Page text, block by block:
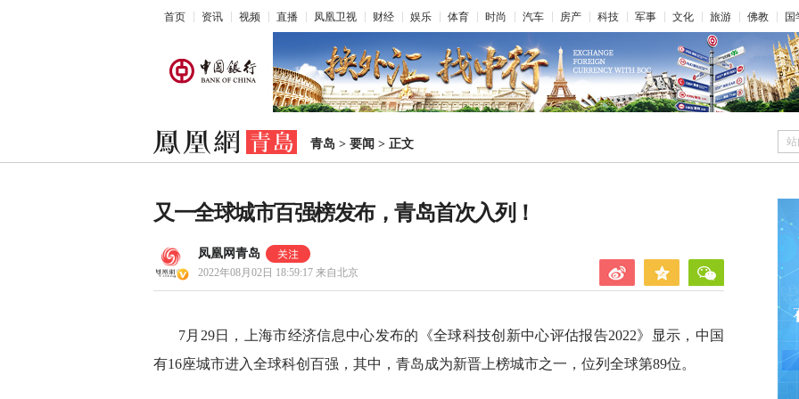
首页 资讯 视频 直播 凤凰卫视 财经 娱乐 体育 时尚 汽车 房产 科技 军事 文化 旅游 佛教 国
青岛 > 要闻 > 正文
又一全球城市百强榜发布，青岛首次入列！
凤凰网青岛
2022年08月02日 18:59:17 来自北京
7月29日，上海市经济信息中心发布的《全球科技创新中心评估报告2022》显示，中国
有16座城市进入全球科创百强，其中，青岛成为新晋上榜城市之一，位列全球第89位。